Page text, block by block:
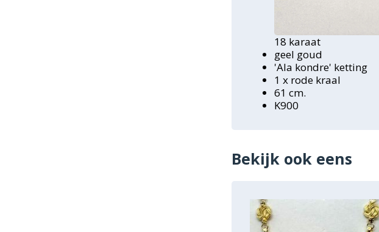
18 karaat
geel goud
'Ala kondre' ketting
1 x rode kraal
61 cm.
K900
Bekijk ook eens